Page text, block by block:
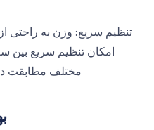
تنظیم سریع: وزن به راحتی
امکان تنظیم سریع بین
مختلف مطابقت